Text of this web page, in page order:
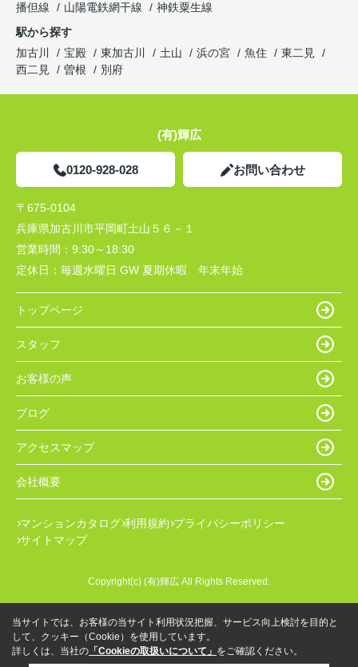
播但線
山陽電鉄網干線
神鉄粟生線
駅から探す
加古川
宝殿 東加古川 土山 浜の宮 魚住
東二見
西二見
曽根 別府
(有)輝広
0120-928-028 お問い合わせ
〒675-0104
兵庫県加古川市平岡町土山５６－１
営業時間： 9:30～18:30
定休日： 毎週水曜日 GW 夏期休暇 年末年始
トップページ
スタッフ
お客様の声
ブログ
アクセスマップ
会社概要
マンションカタログ 利用規約 プライバシーポリシー
サイトマップ
Copyright(c) (有)輝広 All Rights Reserved.
当サイトでは、お客様の当サイト利用状況把握、サービス向上検討を目的と
して、クッキー（Cookie）を使用しています。
詳しくは、当社の 「Cookieの取扱いについて」 をご確認ください。